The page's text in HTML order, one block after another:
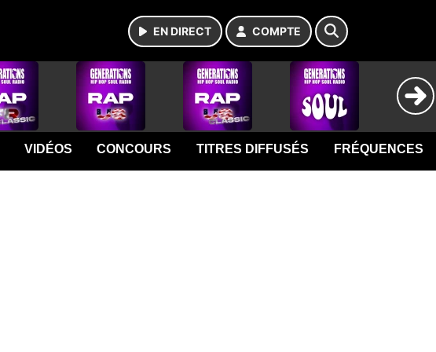
EN DIRECT COMPTE
VIDÉOS CONCOURS TITRES DIFFUSÉS FRÉQUENCES